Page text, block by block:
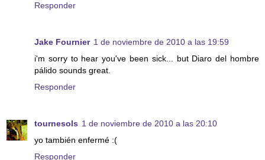
Responder
Jake Fournier 1 de noviembre de 2010 a las 19:59
i'm sorry to hear you've been sick... but Diaro del hombre
pálido sounds great.
Responder
tournesols 1 de noviembre de 2010 a las 20:10
yo también enfermé :(
Responder